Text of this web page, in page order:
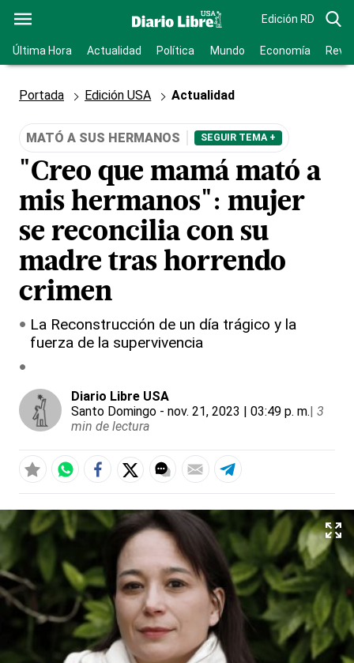
Edición RD
Última Hora Actualidad Política Mundo Economía
Portada Edición USA Actualidad
MATÓ A SUS HERMANOS SEGUIR TEMA +
"Creo que mamá mató a
mis hermanos": mujer
se reconcilia con su
madre tras horrendo
crimen
La Reconstrucción de un día trágico y la
fuerza de la supervivencia
Diario Libre USA
Santo Domingo - nov. 21, 2023 | 03:49 p. m.| 3
min de lectura